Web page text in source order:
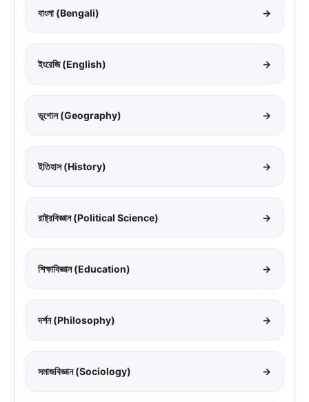
বাংলা (Bengali) →
ইংরেজি (English) →
ভূগোল (Geography) →
ইতিহাস (History) →
রাষ্ট্রবিজ্ঞান (Political Science) →
শিক্ষাবিজ্ঞান (Education) →
দর্শন (Philosophy) →
সমাজবিজ্ঞান (Sociology) →